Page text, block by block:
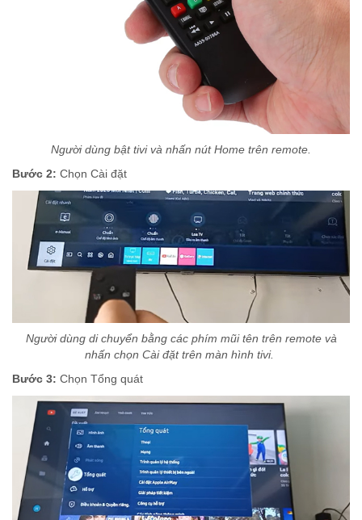
Người dùng bật tivi và nhấn nút Home trên remote.
Bước 2: Chọn Cài đặt
Người dùng di chuyển bằng các phím mũi tên trên remote và
nhấn chọn Cài đặt trên màn hình tivi.
Bước 3: Chọn Tổng quát